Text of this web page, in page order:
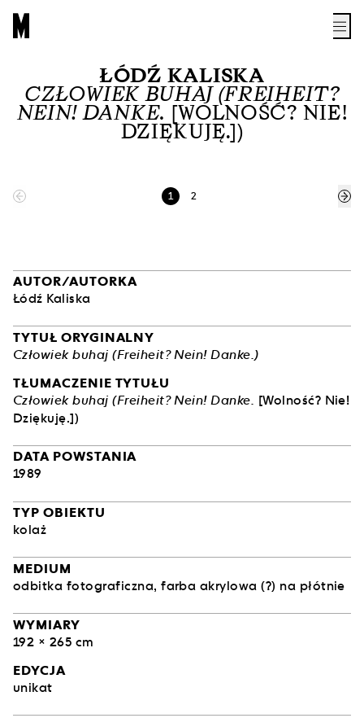
ŁÓDŹ KALISKA
CZŁOWIEK BUHAJ (FREIHEIT?
NEIN! DANKE. [WOLNOŚĆ? NIE!
DZIĘKUJĘ.])
1 2
AUTOR/AUTORKA
Łódź Kaliska
TYTUŁ ORYGINALNY
Człowiek buhaj (Freiheit? Nein! Danke.)
TŁUMACZENIE TYTUŁU
Człowiek buhaj (Freiheit? Nein! Danke. [Wolność? Nie!
Dziękuję.])
DATA POWSTANIA
1989
TYP OBIEKTU
kolaż
MEDIUM
odbitka fotograficzna, farba akrylowa (?) na płótnie
WYMIARY
192 × 265 cm
EDYCJA
unikat